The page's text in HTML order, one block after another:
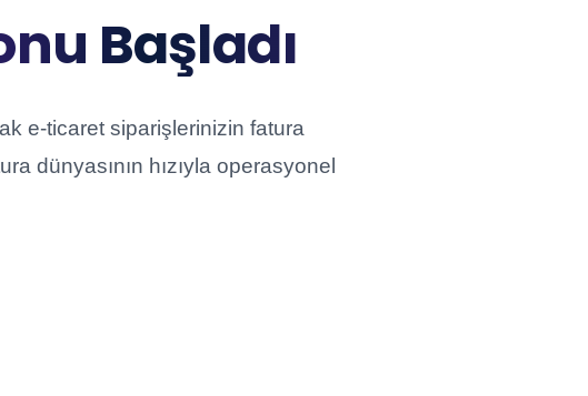
Başladı
e-ticaret siparişlerinizin fatura
dünyasının hızıyla operasyonel